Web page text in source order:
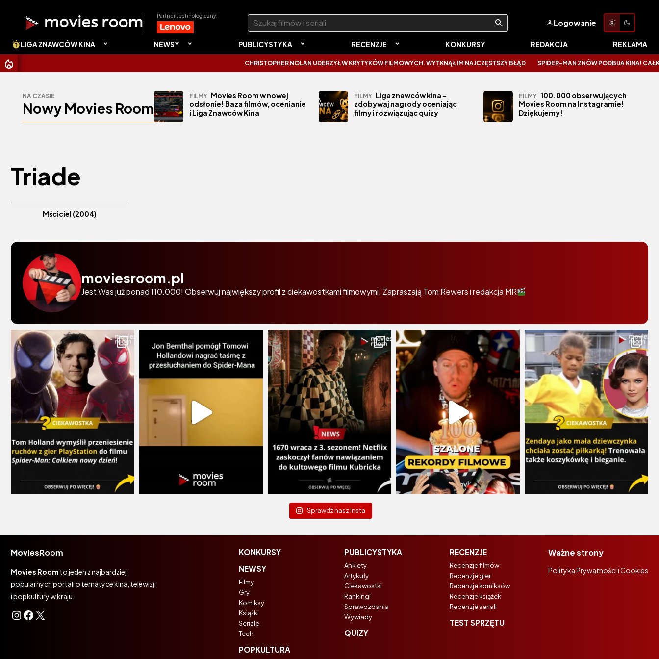
Partner technologiczny: Szukaj:
Logowanie
LIGA ZNAWCÓW KINA NEWSY PUBLICYSTYKA RECENZJE KONKURSY REDAKCJA REKLAMA
CHRISTOPHER NOLAN UDERZYŁ W KRYTYKÓW FILMOWYCH. WYTKNĄŁ IM NAJCZĘSTSZY BŁĄD SPIDER-MAN ZNÓW PODBIJA KINA!
NA CZASIE
Nowy Movies Room
FILMY Movies Room w nowej
odsłonie! Baza filmów, ocenianie
i Liga Znawców Kina
FILMY Liga znawców kina –
zdobywaj nagrody oceniając
filmy i rozwiązując quizy
FILMY 100.000 obserwujących
Movies Room na Instagramie!
Dziękujemy!
Triade
Mściciel (2004)
moviesroom.pl
Jest Was już ponad 110.000! Obserwuj największy profil z ciekawostkami filmowymi. Zapraszają Tom Rewers i redakcja MR
Sprawdź nasz Insta
MoviesRoom
Movies Room to jeden z najbardziej
popularnych portali o tematyce kina, telewizji
i popkultury w kraju.
Instagram
Facebook
X
KONKURSY
NEWSY
Filmy
Gry
Komiksy
Książki
Seriale
Tech
POPKULTURA
PUBLICYSTYKA
Ankiety
Artykuły
Ciekawostki
Rankingi
Sprawozdania
Wywiady
QUIZY
RECENZJE
Recenzje filmów
Recenzje gier
Recenzje komiksów
Recenzje książek
Recenzje seriali
TEST SPRZĘTU
Ważne strony
Polityka Prywatności i Cookies